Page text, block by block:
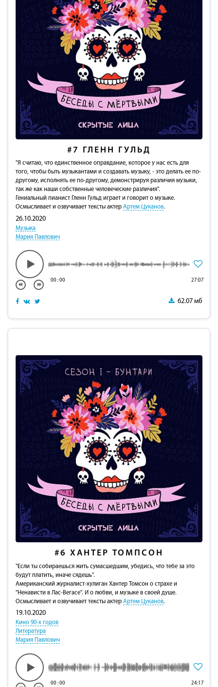
#7 ГЛЕНН ГУЛЬД
"Я считаю, что единственное оправдание, которое у нас есть для
того, чтобы быть музыкантами и создавать музыку, - это делать ее по-
другому, исполнять ее по-другому, демонстрируя различия музыки,
так же как наши собственные человеческие различия".
Гениальный пианист Гленн Гульд играет и говорит о музыке.
Осмысливает и озвучивает тексты актер Артем Цуканов.
26.10.2020
Музыка
Мария Павлович
00:00 27:07
62.07 мб
#6 ХАНТЕР ТОМПСОН
"Если ты собираешься жить сумасшедшим, убедись, что тебе за это
будут платить, иначе сядешь".
Американский журналист-хулиган Хантер Томсон о страхе и
"Ненависти в Лас-Вегасе". И о любви, и музыке в своей душе.
Осмысливает и озвучивает тексты актер Артем Цуканов.
19.10.2020
Кино 90-х годов
Литература
Мария Павлович
00:00 24:17